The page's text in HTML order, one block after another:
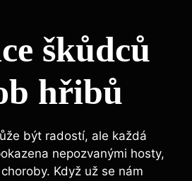
škůdců
hřibů
být radostí, ale každá
nepozvanými hosty,
Když už se nám